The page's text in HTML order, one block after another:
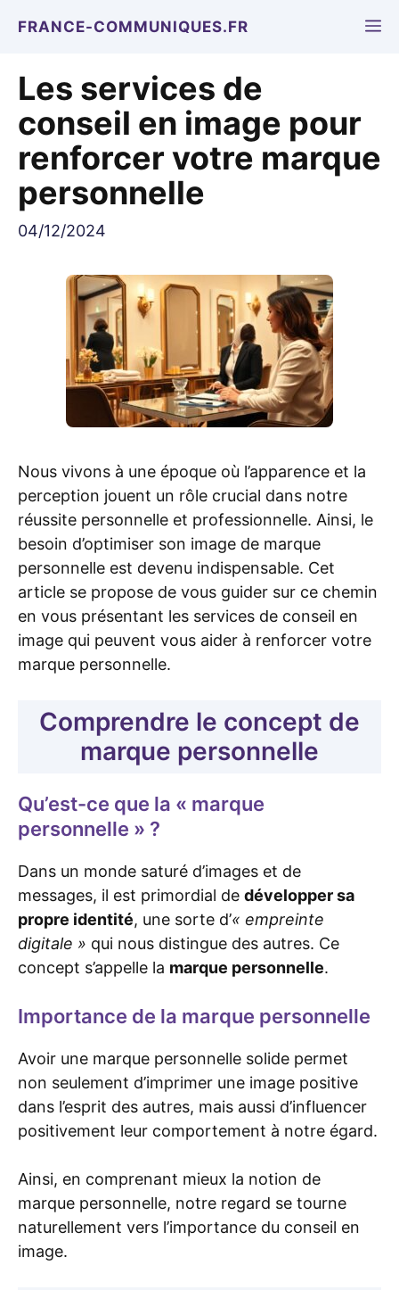
FRANCE-COMMUNIQUES.FR
Les services de
conseil en image pour
renforcer votre marque
personnelle
04/12/2024
Nous vivons à une époque où l’apparence et la
perception jouent un rôle crucial dans notre
réussite personnelle et professionnelle. Ainsi, le
besoin d’optimiser son image de marque
personnelle est devenu indispensable. Cet
article se propose de vous guider sur ce chemin
en vous présentant les services de conseil en
image qui peuvent vous aider à renforcer votre
marque personnelle.
Comprendre le concept de
marque personnelle
Qu’est-ce que la « marque
personnelle » ?
Dans un monde saturé d’images et de
messages, il est primordial de développer sa
propre identité, une sorte d’« empreinte
digitale » qui nous distingue des autres. Ce
concept s’appelle la marque personnelle.
Importance de la marque personnelle
Avoir une marque personnelle solide permet
non seulement d’imprimer une image positive
dans l’esprit des autres, mais aussi d’influencer
positivement leur comportement à notre égard.
Ainsi, en comprenant mieux la notion de
marque personnelle, notre regard se tourne
naturellement vers l’importance du conseil en
image.